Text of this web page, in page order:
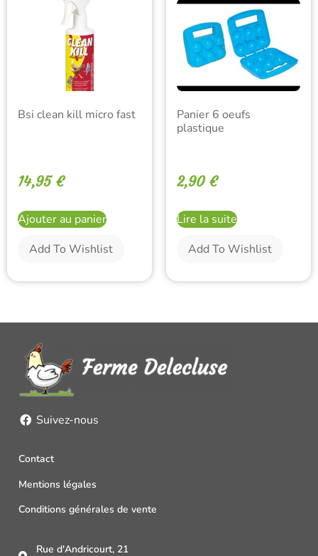
Bsi clean kill micro fast
14,95 €
Ajouter au panier
Add To Wishlist
Panier 6 oeufs
plastique
2,90 €
Lire la suite
Add To Wishlist
Suivez-nous
Contact
Mentions légales
Conditions générales de vente
Rue d'Andricourt, 21